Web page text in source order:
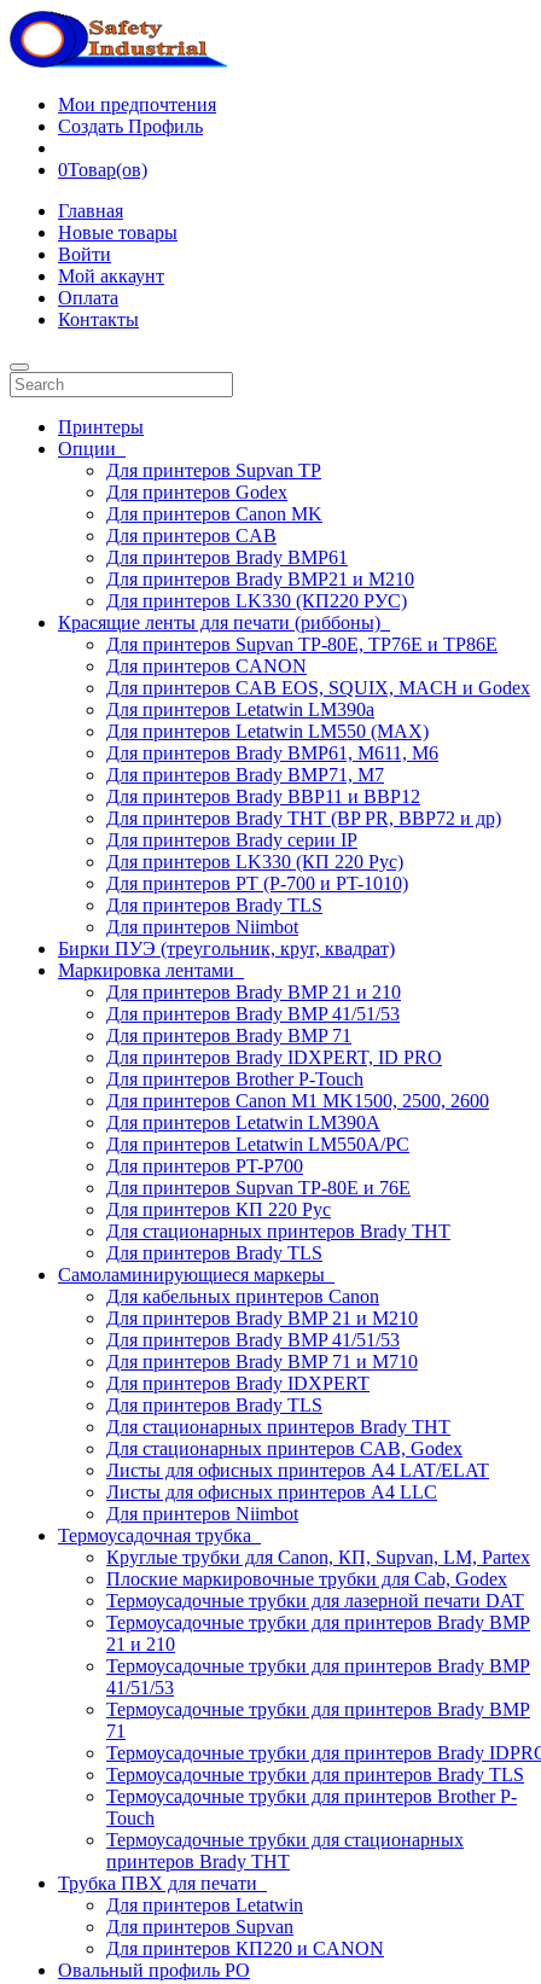
Мои предпочтения
Создать Профиль
0Товар(ов)
Главная
Новые товары
Войти
Мой аккаунт
Оплата
Контакты
Принтеры
Опции
Для принтеров Supvan TP
Для принтеров Godex
Для принтеров Canon MK
Для принтеров CAB
Для принтеров Brady BMP61
Для принтеров Brady BMP21 и M210
Для принтеров LK330 (КП220 РУС)
Красящие ленты для печати (риббоны)
Для принтеров Supvan TP-80E, TP76E и TP86E
Для принтеров CANON
Для принтеров CAB EOS, SQUIX, MACH и Godex
Для принтеров Letatwin LM390a
Для принтеров Letatwin LM550 (MAX)
Для принтеров Brady BMP61, M611, M6
Для принтеров Brady BMP71, M7
Для принтеров Brady BBP11 и BBP12
Для принтеров Brady THT (BP PR, BBP72 и др)
Для принтеров Brady серии IP
Для принтеров LK330 (КП 220 Рус)
Для принтеров PT (P-700 и PT-1010)
Для принтеров Brady TLS
Для принтеров Niimbot
Бирки ПУЭ (треугольник, круг, квадрат)
Маркировка лентами
Для принтеров Brady BMP 21 и 210
Для принтеров Brady BMP 41/51/53
Для принтеров Brady BMP 71
Для принтеров Brady IDXPERT, ID PRO
Для принтеров Brother P-Touch
Для принтеров Canon M1 MK1500, 2500, 2600
Для принтеров Letatwin LM390A
Для принтеров Letatwin LM550A/PC
Для принтеров PT-P700
Для принтеров Supvan TP-80E и 76E
Для принтеров КП 220 Рус
Для стационарных принтеров Brady THT
Для принтеров Brady TLS
Самоламинирующиеся маркеры
Для кабельных принтеров Canon
Для принтеров Brady BMP 21 и M210
Для принтеров Brady BMP 41/51/53
Для принтеров Brady BMP 71 и M710
Для принтеров Brady IDXPERT
Для принтеров Brady TLS
Для стационарных принтеров Brady THT
Для стационарных принтеров CAB, Godex
Листы для офисных принтеров А4 LAT/ELAT
Листы для офисных принтеров А4 LLC
Для принтеров Niimbot
Термоусадочная трубка
Круглые трубки для Canon, КП, Supvan, LM, Partex
Плоские маркировочные трубки для Cab, Godex
Термоусадочные трубки для лазерной печати DAT
Термоусадочные трубки для принтеров Brady BMP
21 и 210
Термоусадочные трубки для принтеров Brady BMP
41/51/53
Термоусадочные трубки для принтеров Brady BMP
71
Термоусадочные трубки для принтеров Brady
Термоусадочные трубки для принтеров Brady TLS
Термоусадочные трубки для принтеров Brother P-
Touch
Термоусадочные трубки для стационарных
принтеров Brady THT
Трубка ПВХ для печати
Для принтеров Letatwin
Для принтеров Supvan
Для принтеров КП220 и CANON
Овальный профиль PO